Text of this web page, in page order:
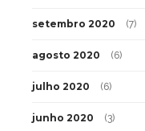
setembro 2020 (7)
agosto 2020 (6)
julho 2020 (6)
junho 2020 (3)